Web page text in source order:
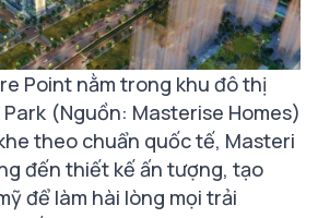
Point nằm trong khu đô thị
(Nguồn: Masterise Homes)
theo chuẩn quốc tế, Masteri
đến thiết kế ấn tượng, tạo
để làm hài lòng mọi trải